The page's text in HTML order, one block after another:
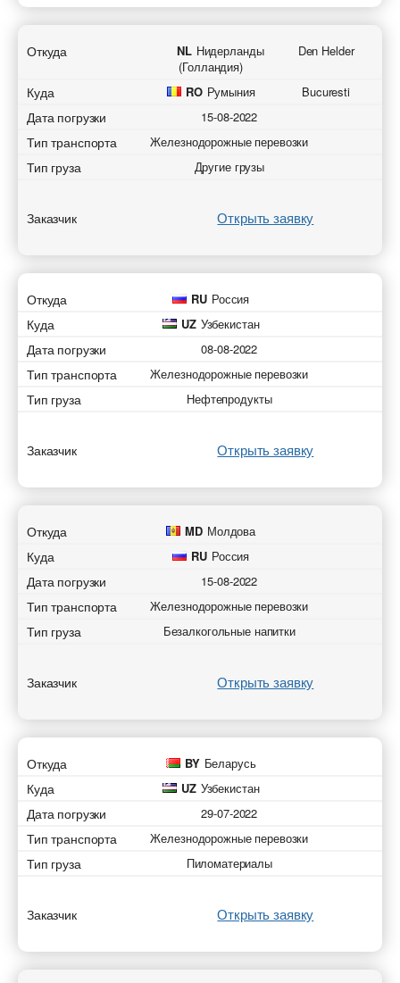
Откуда NL Нидерланды
(Голландия)
Den Helder
Куда RO Румыния Bucuresti
Дата погрузки 15-08-2022
Тип транспорта Железнодорожные перевозки
Тип груза Другие грузы
Заказчик Открыть заявку
Откуда RU Россия
Куда UZ Узбекистан
Дата погрузки 08-08-2022
Тип транспорта Железнодорожные перевозки
Тип груза Нефтепродукты
Заказчик Открыть заявку
Откуда MD Молдова
Куда RU Россия
Дата погрузки 15-08-2022
Тип транспорта Железнодорожные перевозки
Тип груза Безалкогольные напитки
Заказчик Открыть заявку
Откуда BY Беларусь
Куда UZ Узбекистан
Дата погрузки 29-07-2022
Тип транспорта Железнодорожные перевозки
Тип груза Пиломатериалы
Заказчик Открыть заявку